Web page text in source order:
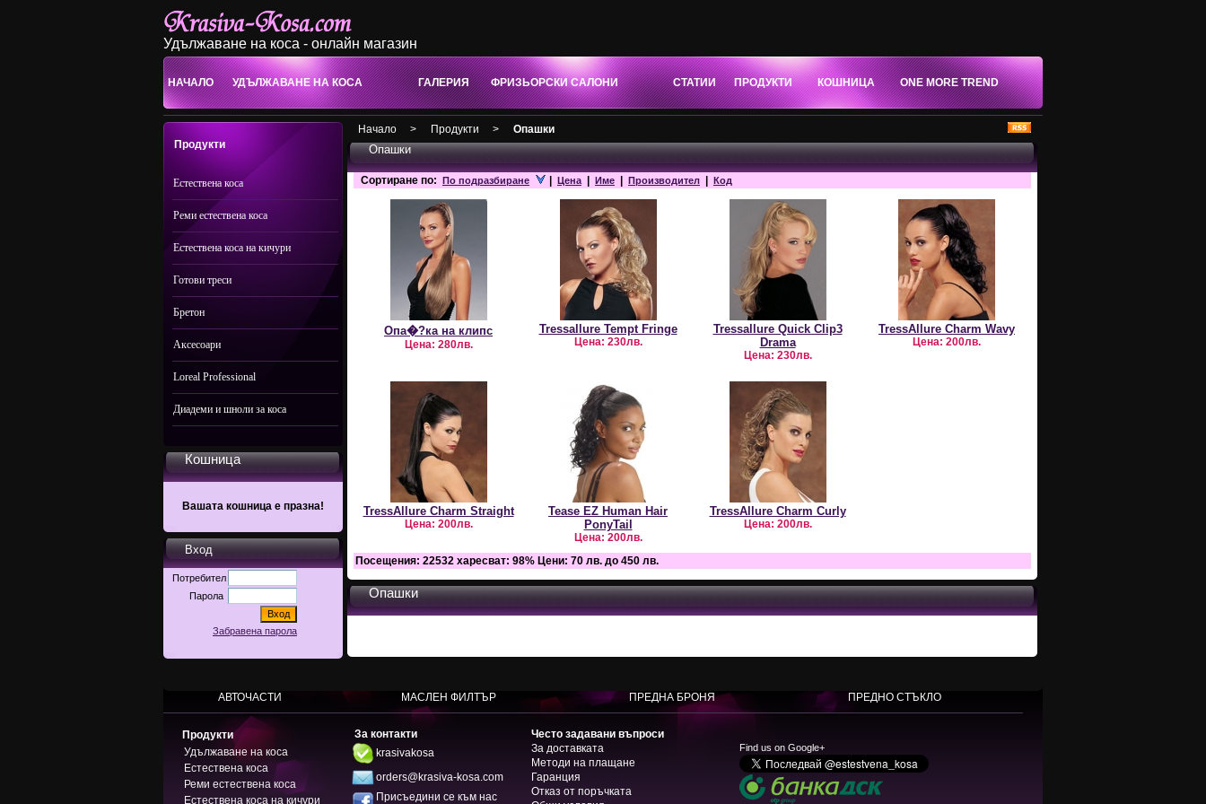
Удължаване на коса - онлайн магазин
НАЧАЛО УДЪЛЖАВАНЕ НА КОСА ГАЛЕРИЯ ФРИЗЬОРСКИ САЛОНИ СТАТИИ ПРОДУКТИ КОШНИЦА ONE MORE TREND
Продукти
Естествена коса
Реми естествена коса
Естествена коса на кичури
Готови треси
Бретон
Аксесоари
Loreal Professional
Диадеми и шноли за коса
Кошница
Вашата кошница е празна!
Вход
Потребител
Парола
Забравена парола
Начало > Продукти > Опашки
Опашки
Сортиране по: По подразбиране Цена| Име Производител Код
Опа�?ка на клипс
Цена: 280лв.
Tressallure Tempt Fringe
Цена: 230лв.
Tressallure Quick Clip3
Drama
Цена: 230лв.
TressAllure Charm Wavy
Цена: 200лв.
TressAllure Charm Straight
Цена: 200лв.
Tease EZ Human Hair
PonyTail
Цена: 200лв.
TressAllure Charm Curly
Цена: 200лв.
Посещения: 22532 харесват: 98% Цени: 70 лв. до 450 лв.
Опашки
АВТОЧАСТИ МАСЛЕН ФИЛТЪР ПРЕДНА БРОНЯ ПРЕДНО СТЪКЛО
Продукти
Удължаване на коса
Естествена коса
Реми естествена коса
Естествена коса на кичури
За контакти
krasivakosa
orders@krasiva-kosa.com
Присъедини се към нас
Често задавани въпроси
За доставката
Методи на плащане
Гаранция
Отказ от поръчката
Find us on Google+